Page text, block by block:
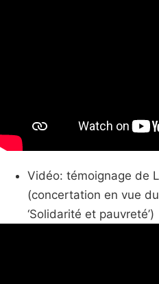
Vidéo: témoignage de
(concertation en vue
‘Solidarité et pauvreté’)